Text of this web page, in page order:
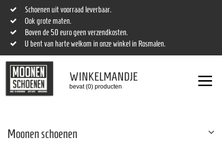
Schoenen uit voorraad leverbaar.
Ook grote maten.
Boven de 50 euro geen verzendkosten.
U bent van harte welkom in onze winkel in Rosmalen.
WINKELMANDJE
bevat (0) producten
Moonen schoenen